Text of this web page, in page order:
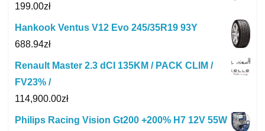
199.00zł
Hankook Ventus V12 Evo 245/35R19 93Y
688.94zł
Renault Master 2.3 dCI 135KM / PACK CLIM /
FV23% /
114,900.00zł
Philips Racing Vision Gt200 +200% H7 12V 55W